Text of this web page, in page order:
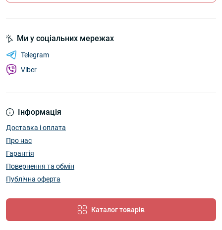
Інформація
Доставка і оплата
Про нас
Гарантія
Повернення та обмін
Публічна оферта
Каталог товарів
Ми у соціальних мережах
Telegram
Viber